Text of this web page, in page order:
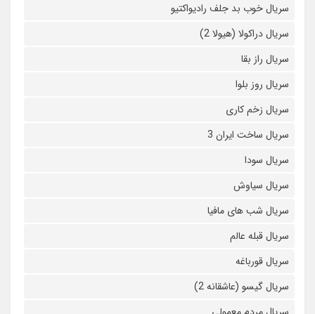
سریال خوب بد جلف رادیواکتیو
سریال دراکولا (هیولا 2)
سریال راز بقا
سریال روز بلوا
سریال زخم کاری
سریال ساخت ایران 3
سریال سودا
سریال سیاوش
سریال شب های مافیا
سریال قبله عالم
سریال قورباغه
سریال گیسو (عاشقانه 2)